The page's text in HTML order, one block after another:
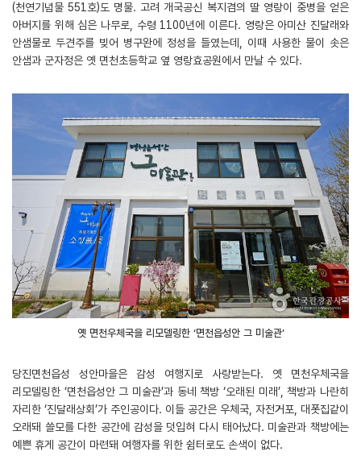
(천연기념물 551호)도 명물. 고려 개국공신 복지겸의 딸 영랑이 중병을 얻은
아버지를 위해 심은 나무로, 수령 1100년에 이른다. 영랑은 아미산 진달래와
안샘물로 두견주를 빚어 병구완에 정성을 들였는데, 이때 사용한 물이 솟은
안샘과 군자정은 옛 면천초등학교 옆 영랑효공원에서 만날 수 있다.
옛 면천우체국을 리모델링한 ‘면천읍성안 그 미술관’
당진면천읍성 성안마을은 감성 여행지로 사랑받는다. 옛 면천우체국을
리모델링한 ‘면천읍성안 그 미술관’과 동네 책방 ‘오래된 미래’, 책방과 나란히
자리한 ‘진달래상회’가 주인공이다. 이들 공간은 우체국, 자전거포, 대폿집같이
오래돼 쓸모를 다한 공간에 감성을 덧입혀 다시 태어났다. 미술관과 책방에는
예쁜 휴게 공간이 마련돼 여행자를 위한 쉼터로도 손색이 없다.